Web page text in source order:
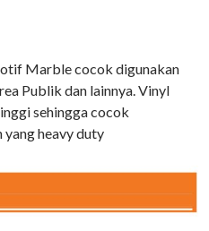
Marble cocok digunakan
Publik dan lainnya. Vinyl
sehingga cocok
yang heavy duty